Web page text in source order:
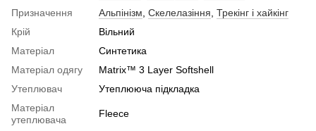
Призначення
Альпінізм Скелелазіння Трекінг і хайкінг
Крій
Вільний
Матеріал
Синтетика
Матеріал одягу
Matrix™ 3 Layer Softshell
Утеплювач
Утеплююча підкладка
Матеріал
утеплювача
Fleece